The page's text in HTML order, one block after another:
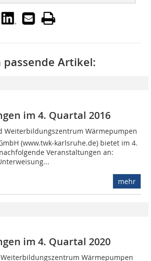
passende Artikel:
im 4. Quartal 2016
Weiterbildungszentrum Wärmepumpen
(www.twk-karlsruhe.de) bietet im 4.
Veranstaltungen an:
mehr
im 4. Quartal 2020
Weiterbildungszentrum Wärmepumpen